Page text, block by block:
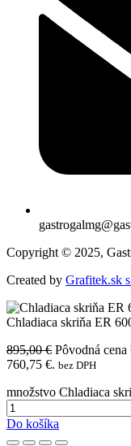
Copyright © 2025,
Created by Grafitek.sk
Chladiaca skriňa ER
895,00€ Pôvodná
760,75 €. bez DPH
množstvo Chladiaca
Do košíka